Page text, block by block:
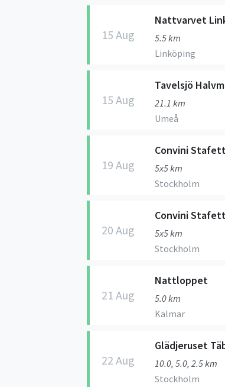
15 Aug
Nattvarvet
5.5 km
Linköping
15 Aug
Tavelsjö
21.1 km
Umeå
19 Aug
Convini
5x5 km
Stockholm
20 Aug
Convini
5x5 km
Stockholm
21 Aug
Nattloppet
5.0 km
Kalmar
22 Aug
Glädjeruset
10.0, 5.0, 2.5 km
Stockholm